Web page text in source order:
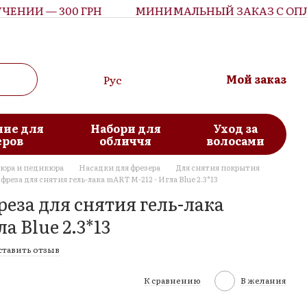
— 300 ГРН МИНИМАЛЬНЫЙ ЗАКАЗ С
Рус Мой заказ
для Набори для
обличчя
Уход за
волосами
и педикюра Насадки для фрезера
Для снятия покрытия
для снятия гель-лака mART M-212 - Игла Blue 2.3*13
для снятия гель-лака
Blue 2.3*13
отзыв
К сравнению В желания